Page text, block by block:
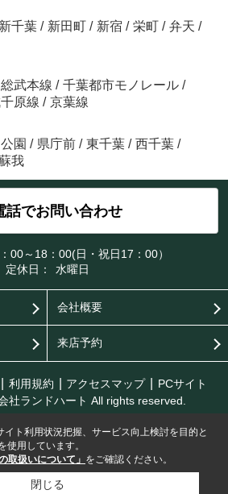
新千葉 / 新田町 / 新宿 / 栄町 / 弁天 /
総武本線 / 千葉都市モノレール /
原線 / 京葉線
園 / 県庁前 / 東千葉 / 西千葉 /
我
話でお問い合わせ
00～18：00(日・祝日17：00）
定休日：
水曜日
会社概要
来店予約
利用規約 アクセスマップ
PCサイト
社ランドハート All rights reserved.
ト利用状況把握、サービス向上検討を目的と
使用しています。
取扱いについて」 をご確認ください。
閉じる